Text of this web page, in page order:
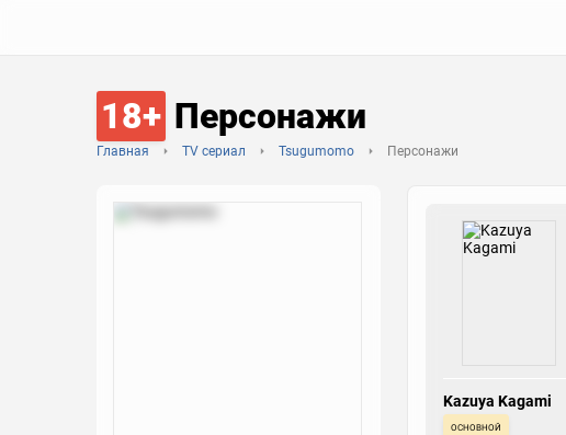
18+ Персонажи
Главная TV сериал Tsugumomo Персонажи
Kazuya Kagami
основной